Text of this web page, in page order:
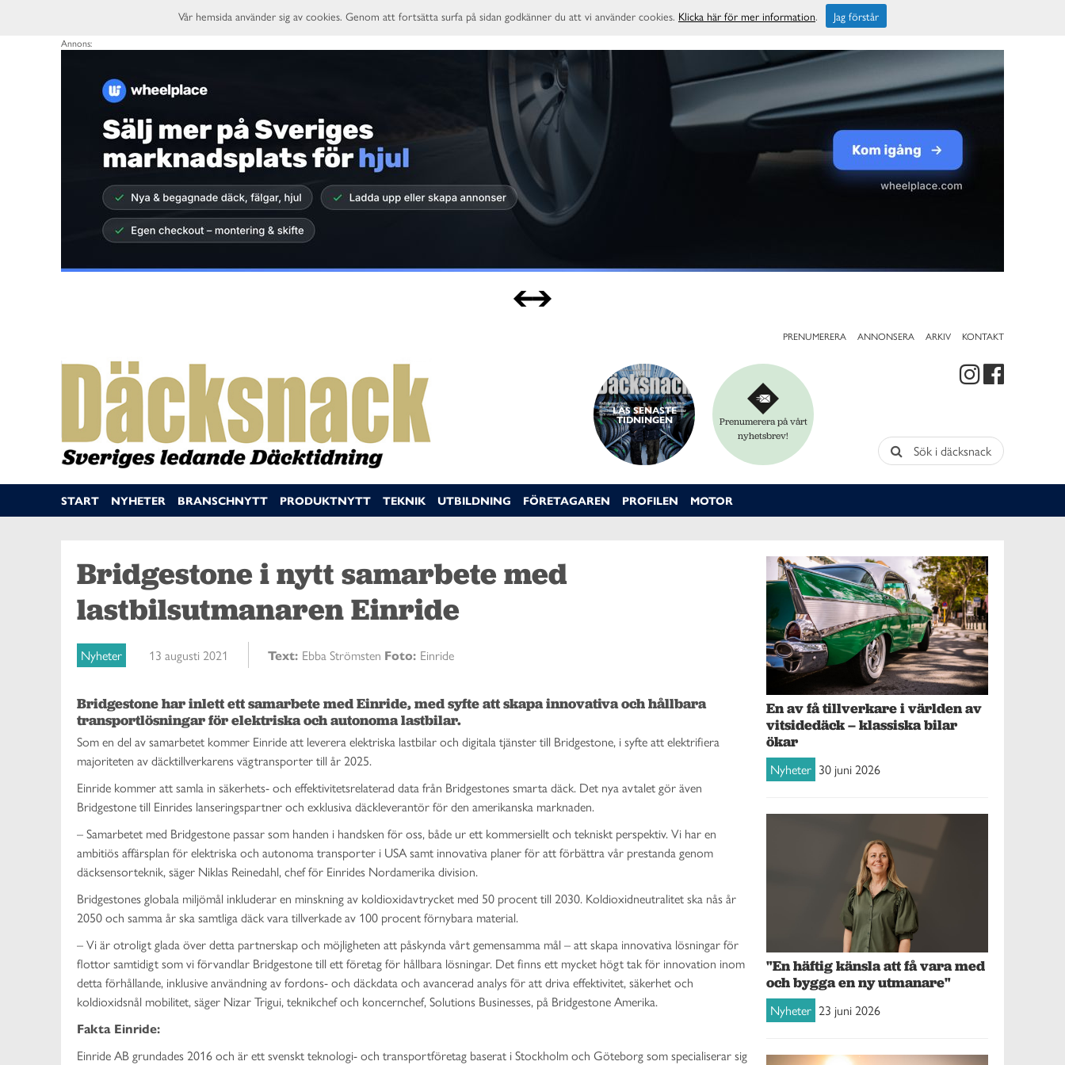
Annons:
PRENUMERERA ANNONSERA ARKIV KONTAKT
LÄS SENASTE
TIDNINGEN
Prenumerera på vårt
nyhetsbrev!
Sök i däcksnack
START NYHETER BRANSCHNYTT PRODUKTNYTT TEKNIK UTBILDNING FÖRETAGAREN PROFILEN MOTOR
Bridgestone i nytt samarbete med
lastbilsutmanaren Einride
Nyheter 13 augusti 2021 Text: Ebba Strömsten Foto: Einride
Bridgestone har inlett ett samarbete med Einride, med syfte att skapa innovativa och hållbara
transportlösningar för elektriska och autonoma lastbilar.
Som en del av samarbetet kommer Einride att leverera elektriska lastbilar och digitala tjänster till Bridgestone, i syfte att elektrifiera
majoriteten av däcktillverkarens vägtransporter till år 2025.
Einride kommer att samla in säkerhets- och effektivitetsrelaterad data från Bridgestones smarta däck. Det nya avtalet gör även
Bridgestone till Einrides lanseringspartner och exklusiva däckleverantör för den amerikanska marknaden.
– Samarbetet med Bridgestone passar som handen i handsken för oss, både ur ett kommersiellt och tekniskt perspektiv. Vi har en
ambitiös affärsplan för elektriska och autonoma transporter i USA samt innovativa planer för att förbättra vår prestanda genom
däcksensorteknik, säger Niklas Reinedahl, chef för Einrides Nordamerika division.
Bridgestones globala miljömål inkluderar en minskning av koldioxidavtrycket med 50 procent till 2030. Koldioxidneutralitet ska nås år
2050 och samma år ska samtliga däck vara tillverkade av 100 procent förnybara material.
– Vi är otroligt glada över detta partnerskap och möjligheten att påskynda vårt gemensamma mål – att skapa innovativa lösningar för
flottor samtidigt som vi förvandlar Bridgestone till ett företag för hållbara lösningar. Det finns ett mycket högt tak för innovation inom
detta förhållande, inklusive användning av fordons- och däckdata och avancerad analys för att driva effektivitet, säkerhet och
koldioxidsnål mobilitet, säger Nizar Trigui, teknikchef och koncernchef, Solutions Businesses, på Bridgestone Amerika.
Fakta Einride:
Einride AB grundades 2016 och är ett svenskt teknologi- och transportföretag baserat i Stockholm och Göteborg som specialiserar sig
En av få tillverkare i världen av
vitsidedäck – klassiska bilar
ökar
Nyheter 30 juni 2026
"En häftig känsla att få vara med
och bygga en ny utmanare"
Nyheter 23 juni 2026
Vår hemsida använder sig av cookies. Genom att fortsätta surfa på sidan godkänner du att vi använder cookies. Klicka här för mer information. Jag förstår